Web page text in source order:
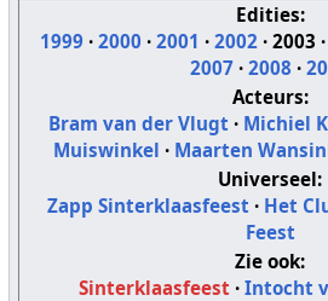
Edities:
1999 ·2000 ·2001 ·2002 ·2003
2007 ·2008 ·
Acteurs:
Bram van der Vlugt · Michiel
Muiswinkel · Maarten
Universeel:
Zapp Sinterklaasfeest · Het
Feest
Zie ook:
Sinterklaasfeest ·Intocht